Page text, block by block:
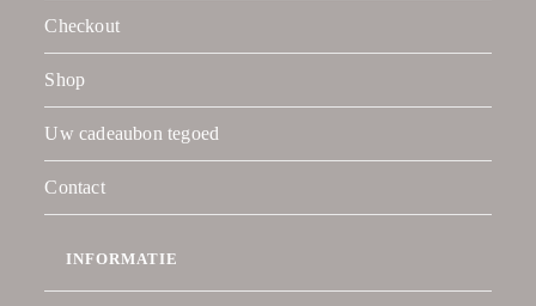
Checkout
Shop
Uw cadeaubon tegoed
Contact
INFORMATIE